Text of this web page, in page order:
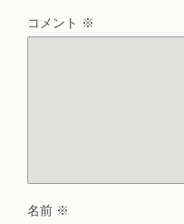
コメント ※
名前 ※